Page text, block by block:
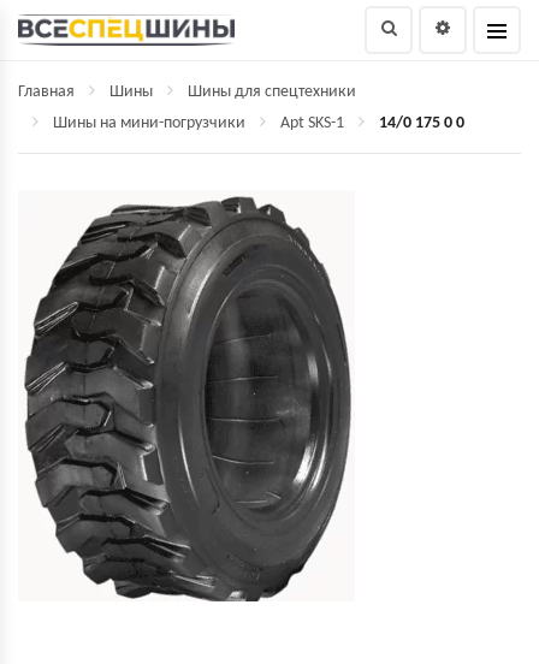
Главная Шины
Шины для спецтехники
Шины на мини-погрузчики
Apt SKS-1 14/0 175 0 0